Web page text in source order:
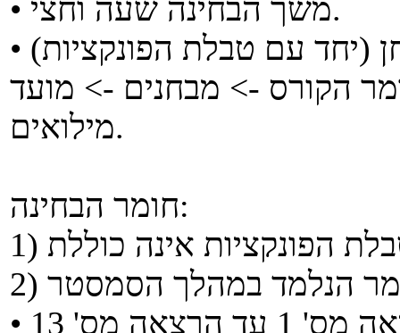
• משך הבחינה שעה וחצי.
• באתר פורסם דף השער של המבחן (יחד עם טבלת הפונקציות)
-> חומר הקורס -> מבחנים -> מועד
מילואים.
חומר הבחינה: